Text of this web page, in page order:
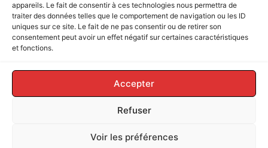
appareils. Le fait de consentir à ces technologies nous permettra de
traiter des données telles que le comportement de navigation ou les ID
uniques sur ce site. Le fait de ne pas consentir ou de retirer son
consentement peut avoir un effet négatif sur certaines caractéristiques
et fonctions.
Accepter
Refuser
Voir les préférences
Rue de l'Etape /// Rue de Mars /// Rue de Talleyrand ///
Rue de Vesle /// Rue Thiers /// Succursalisme /// Tramway ///
École ///
Kadence WP